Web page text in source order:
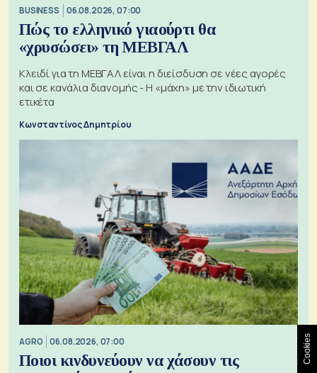
BUSINESS 06.08.2026, 07:00
Πώς το ελληνικό γιαούρτι θα
«χρυσώσει» τη ΜΕΒΓΑΛ
Κλειδί για τη ΜΕΒΓΑΛ είναι η διείσδυση σε νέες αγορές
και σε κανάλια διανομής - Η «μάχη» με την ιδιωτική
ετικέτα
Κωνσταντίνος Δημητρίου
AGRO 06.08.2026, 07:00
Ποιοι κινδυνεύουν να χάσουν τις
Cookies